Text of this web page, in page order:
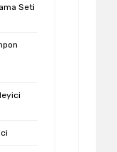
Seti